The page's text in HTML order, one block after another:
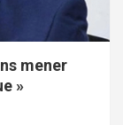
mener
»